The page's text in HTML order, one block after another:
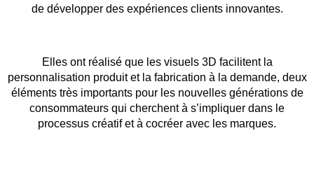
de développer des expériences clients innovantes.
Elles ont réalisé que les visuels 3D facilitent la
personnalisation produit et la fabrication à la demande, deux
éléments très importants pour les nouvelles générations de
consommateurs qui cherchent à s’impliquer dans le
processus créatif et à cocréer avec les marques.